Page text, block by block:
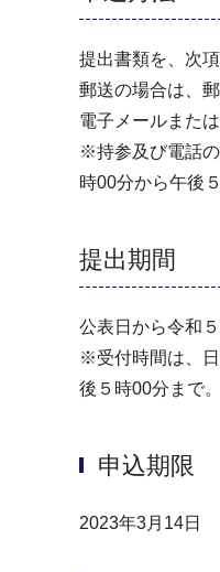
提出書類を、次
郵送の場合は、
電子メールまた
※持参及び電話
時00分から午後
提出期間
公表日から令和
※受付時間は、
後５時00分まで。
申込期限
2023年3月14日